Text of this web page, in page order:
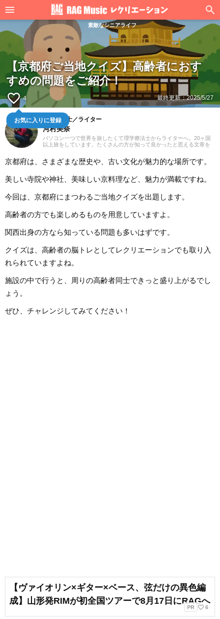
素敵なシニアライフ
【京都府ご当地クイズ】高齢者におす
すめの問題をご紹介！
favorite_border 4
お気に入りに登録
最終更新：2025/5/27
理学療法士／ライター
河村美奈
パソコン一つで世界を旅したくて理学療法士からライターへ。20ヶ国
以上旅をしています。たくさんの方が知って良かったと思える文章を
京都府は、さまざまな歴史や、古い文化が魅力的な場所です。
美しい寺院や神社、美味しい京料理など、魅力が満載ですね。
今回は、京都府にまつわるご当地クイズを出題します。
高齢者の方でも楽しめるものを用意していますよ。
関西出身の方なら知っている問題も多いはずです。
クイズは、高齢者の脳トレとしてレクリエーションでも取り入
れられていますよね。
施設の中で行うと、周りの高齢者同士できっと盛り上がるでし
ょう。
ぜひ、チャレンジしてみてください！
【ヴァイオリン×ギター×ベース、弦だけの異色編
成】山形発RIMが初全国ツアーで8月17日にRAGへ
PR favorite_border 6